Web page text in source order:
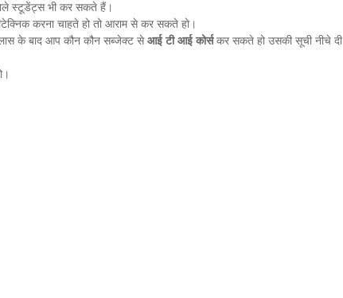
स्टूडेंट्स भी कर सकते हैं।
करना चाहते हो तो आराम से कर सकते हो।
के बाद आप कौन कौन सब्जेक्ट सेआई टी आई कोर्सकर सकते हो उसकी सूची नीचे दी